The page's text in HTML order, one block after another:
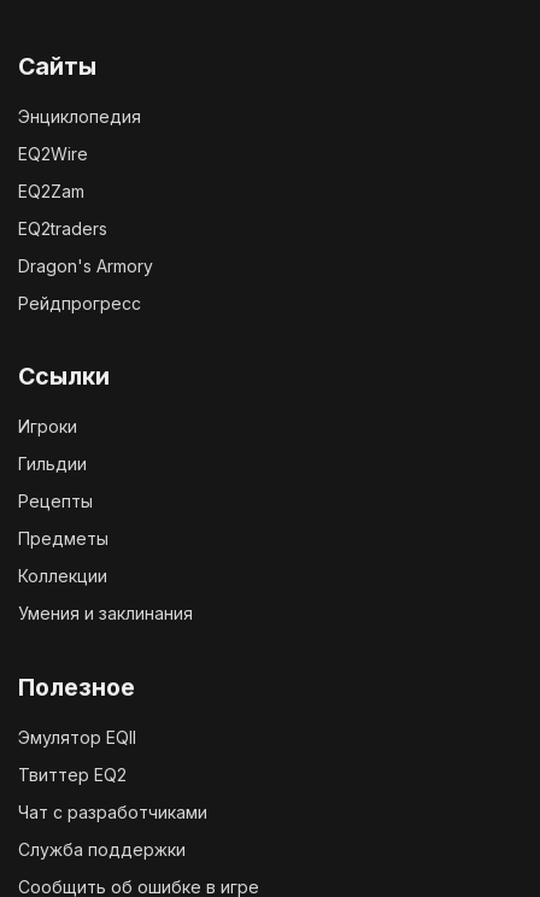
Сайты
Энциклопедия
EQ2Wire
EQ2Zam
EQ2traders
Dragon's Armory
Рейдпрогресс
Ссылки
Игроки
Гильдии
Рецепты
Предметы
Коллекции
Умения и заклинания
Полезное
Эмулятор EQII
Твиттер EQ2
Чат с разработчиками
Служба поддержки
Сообщить об ошибке в игре